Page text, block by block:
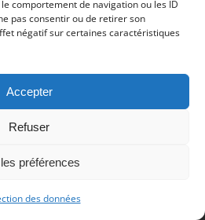
comportement de navigation ou les ID
pas consentir ou de retirer son
négatif sur certaines caractéristiques
Accepter
Refuser
préférences
des données